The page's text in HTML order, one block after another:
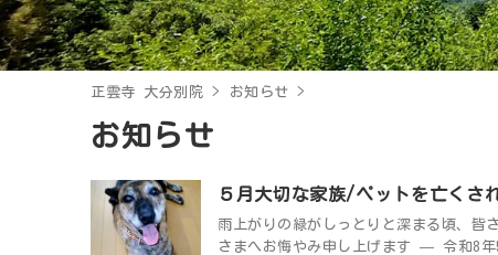
正雲寺 大分別院 > お知らせ >
お知らせ
５月大切な家族/ペットを亡くさ
雨上がりの緑がしっとりと深まる頃、皆
さまへお悔やみ申し上げます — 令和8